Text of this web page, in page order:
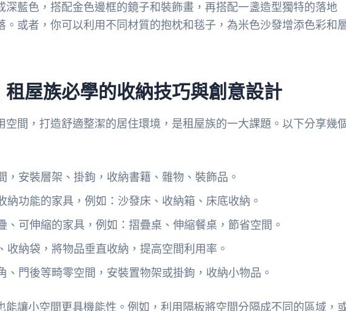
深藍色，搭配金色邊框的鏡子和裝飾畫，再搭配一盞造型獨特的落地
。或者，你可以利用不同材質的抱枕和毯子，為米色沙發增添色彩和
屋族必學的收納技巧與創意設計
空間，打造舒適整潔的居住環境，是租屋族的一大課題。以下分享幾
，安裝層架、掛鉤，收納書籍、雜物、裝飾品。
納功能的家具，例如：沙發床、收納箱、床底收納。
、可伸縮的家具，例如：摺疊桌、伸縮餐桌，節省空間。
收納袋，將物品垂直收納，提高空間利用率。
、門後等畸零空間，安裝置物架或掛鉤，收納小物品。
能讓小空間更具機能性。例如，利用隔板將空間分隔成不同的區域，